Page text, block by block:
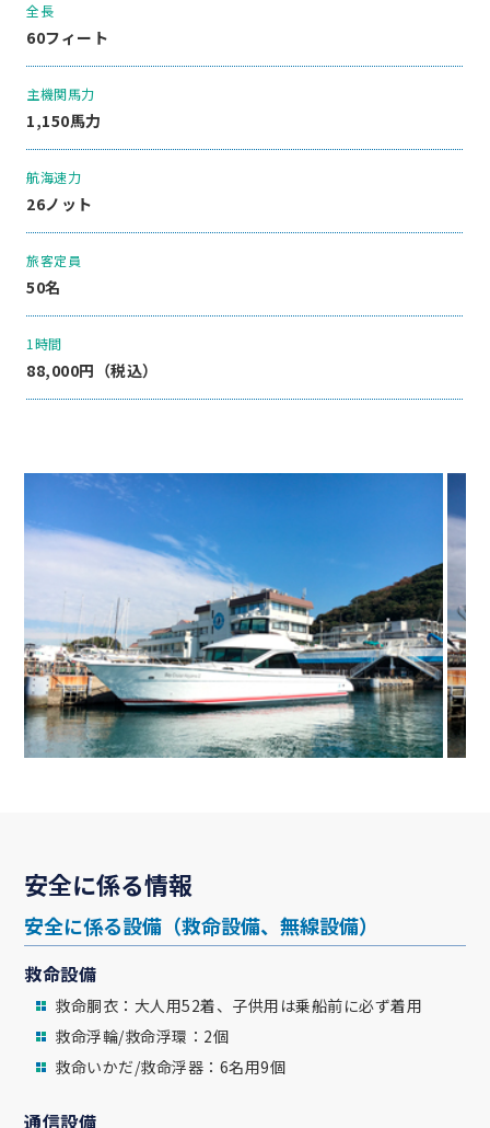
全長
60フィート
主機関馬力
1,150馬力
航海速力
26ノット
旅客定員
50名
1時間
88,000円（税込）
安全に係る情報
安全に係る設備（救命設備、無線設備）
救命設備
救命胴衣：大人用52着、子供用は乗船前に必ず着用
救命浮輪/救命浮環：2個
救命いかだ/救命浮器：6名用9個
通信設備